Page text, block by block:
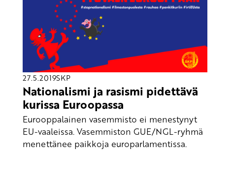
27.5.2019SKP
Nationalismi ja rasismi pidettävä
kurissa Euroopassa
Eurooppalainen vasemmisto ei menestynyt
EU-vaaleissa. Vasemmiston GUE/NGL-ryhmä
menettänee paikkoja europarlamentissa.